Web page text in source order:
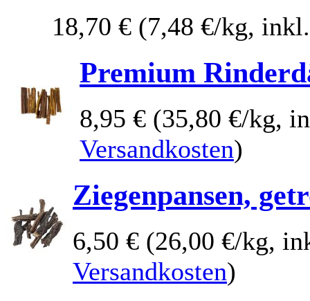
18,70 € (7,48 €/kg,
Premium
8,95 € (35,80 €/kg,
Versandkosten)
Ziegenpansen,
6,50 € (26,00 €/kg,
Versandkosten)